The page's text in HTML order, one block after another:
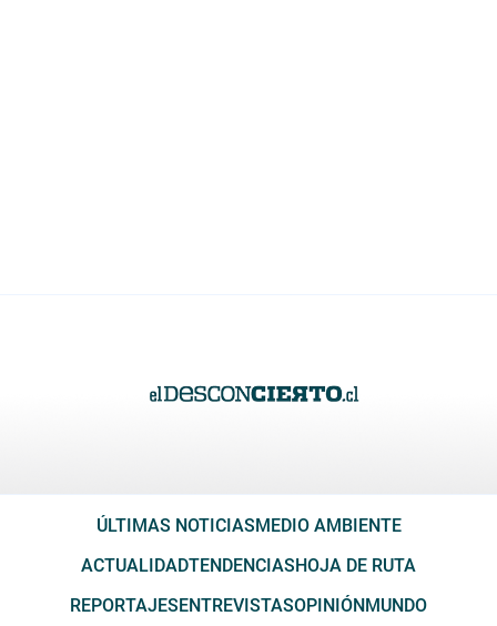
ÚLTIMAS NOTICIASMEDIO AMBIENTE
ACTUALIDADTENDENCIASHOJA DE RUTA
REPORTAJESENTREVISTASOPINIÓNMUNDO